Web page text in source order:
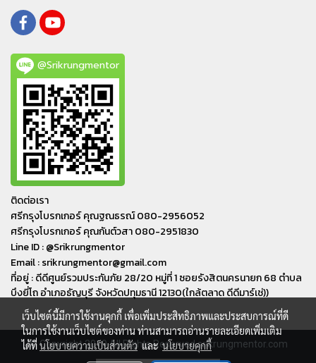
@Srikrungmentor
ติดต่อเรา
ศรีกรุงโบรกเกอร์ คุณฐณธรณ์ 080-2956052
ศรีกรุงโบรกเกอร์ คุณกันต์วสา 080-2951830
Line ID : @Srikrungmentor
Email : srikrungmentor@gmail.com
ที่อยู่ : ดีดีศูนย์รวมประกันภัย 28/20 หมู่ที่ 1 ซอยรังสิตนครนายก 68 ตำบล
บึงยี่โถ อำเภอ​ธัญบุรี​ จังหวัดปทุมธานี​ 12130(ใกล้ตลาด ดีดีมาร์เช่))
© Copyright 2019 All Rights Reserved srikrungmentor.com
เว็บไซต์นี้มีการใช้งานคุกกี้ เพื่อเพิ่มประสิทธิภาพและประสบการณ์ที่ดี
ในการใช้งานเว็บไซต์ของท่าน ท่านสามารถอ่านรายละเอียดเพิ่มเติม
ได้ที่นโยบายความเป็นส่วนตัวและนโยบายคุกกี้